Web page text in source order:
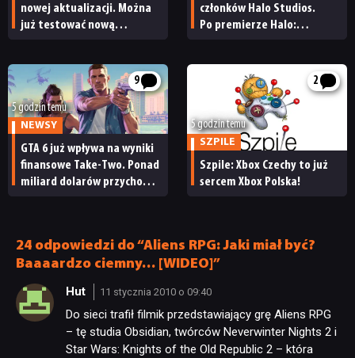
nowej aktualizacji. Można
już testować nową
członków Halo Studios.
Po premierze Halo:
9
5 godzin temu
NEWSY
GTA 6 już wpływa na wyniki
finansowe Take-Two. Ponad
miliard dolarów przychodu
2
5 godzin temu
SZPILE
Szpile: Xbox Czechy to już
sercem Xbox Polska!
24 odpowiedzi do “Aliens RPG: Jaki miał być?
Baaaardzo ciemny… [WIDEO]”
Hut 11 stycznia 2010 o 09:40
Do sieci trafił filmik przedstawiający grę Aliens RPG
– tę studia Obsidian, twórców Neverwinter Nights 2 i
Star Wars: Knights of the Old Republic 2 – która